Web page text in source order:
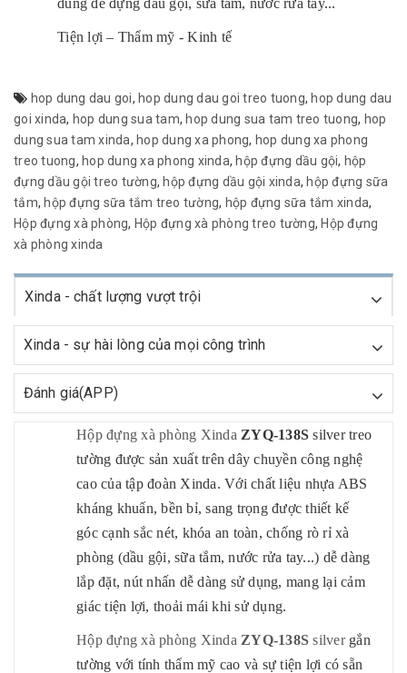
dùng để đựng dầu gội, sữa tắm, nước rửa tay...
Tiện lợi – Thẩm mỹ - Kinh tế
hop dung dau goi, hop dung dau goi treo tuong, hop dung dau
goi xinda, hop dung sua tam, hop dung sua tam treo tuong, hop
dung sua tam xinda, hop dung xa phong, hop dung xa phong
treo tuong, hop dung xa phong xinda, hộp đựng dầu gội, hộp
đựng dầu gội treo tường, hộp đựng dầu gội xinda, hộp đựng sữa
tắm, hộp đựng sữa tắm treo tường, hộp đựng sữa tắm xinda,
Hộp đựng xà phòng, Hộp đựng xà phòng treo tường, Hộp đựng
xà phòng xinda
Xinda - chất lượng vượt trội
Xinda - sự hài lòng của mọi công trình
Đánh giá(APP)
Hộp đựng xà phòng Xinda ZYQ-138S silver treo
tường được sản xuất trên dây chuyền công nghệ
cao của tập đoàn Xinda. Với chất liệu nhựa ABS
kháng khuẩn, bền bỉ, sang trọng được thiết kế
góc cạnh sắc nét, khóa an toàn, chống rò rỉ xà
phòng (dầu gội, sữa tắm, nước rửa tay...) dễ dàng
lắp đặt, nút nhấn dễ dàng sử dụng, mang lại cảm
giác tiện lợi, thoải mái khi sử dụng.
Hộp đựng xà phòng Xinda ZYQ-138S silvergắn
tường với tính thẩm mỹ cao và sự tiện lợi có sẵn